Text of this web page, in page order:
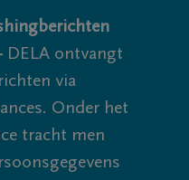
DELA ontvangt
via
Onder het
tracht men